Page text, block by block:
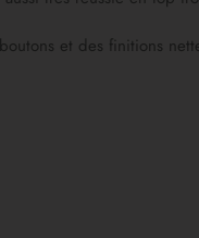
et des finitions